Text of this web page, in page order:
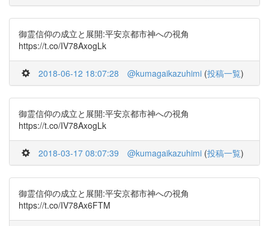
御霊信仰の成立と展開:平安京都市神への視角
https://t.co/IV78AxogLk
2018-06-12 18:07:28 @kumagaikazuhimi (投稿一覧)
御霊信仰の成立と展開:平安京都市神への視角
https://t.co/IV78AxogLk
2018-03-17 08:07:39 @kumagaikazuhimi (投稿一覧)
御霊信仰の成立と展開:平安京都市神への視角
https://t.co/IV78Ax6FTM